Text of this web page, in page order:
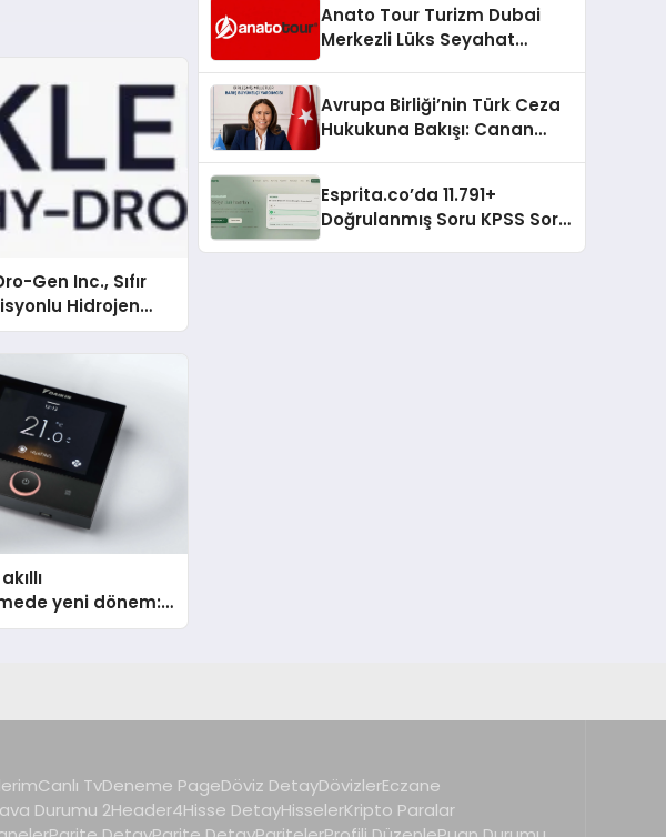
Gen Inc., Sıfır
Hidrojen
ISO ve
yeni dönem:
Türkiye’de
Anato Tour Turizm Dubai
Merkezli Lüks Seyahat
Avrupa Birliği’nin Türk Ceza
Hukukuna Bakışı: Canan
Esprita.co’da 11.791+
Doğrulanmış Soru KPSS Soru
Canlı TvDeneme PageDöviz DetayDövizlerEczane
Durumu 2Header4Hisse DetayHisselerKripto Paralar